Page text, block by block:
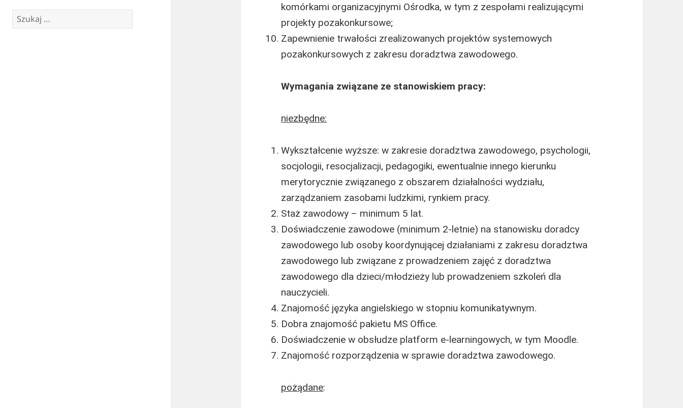
Szukaj:
komórkami organizacyjnymi Ośrodka, w tym z zespołami realizującymi
projekty pozakonkursowe;
Zapewnienie trwałości zrealizowanych projektów systemowych
pozakonkursowych z zakresu doradztwa zawodowego.
Wymagania związane ze stanowiskiem pracy:
niezbędne:
Wykształcenie wyższe: w zakresie doradztwa zawodowego, psychologii,
socjologii, resocjalizacji, pedagogiki, ewentualnie innego kierunku
merytorycznie związanego z obszarem działalności wydziału,
zarządzaniem zasobami ludzkimi, rynkiem pracy.
Staż zawodowy – minimum 5 lat.
Doświadczenie zawodowe (minimum 2-letnie) na stanowisku doradcy
zawodowego lub osoby koordynującej działaniami z zakresu doradztwa
zawodowego lub związane z prowadzeniem zajęć z doradztwa
zawodowego dla dzieci/młodzieży lub prowadzeniem szkoleń dla
nauczycieli.
Znajomość języka angielskiego w stopniu komunikatywnym.
Dobra znajomość pakietu MS Office.
Doświadczenie w obsłudze platform e-learningowych, w tym Moodle.
Znajomość rozporządzenia w sprawie doradztwa zawodowego.
pożądane: